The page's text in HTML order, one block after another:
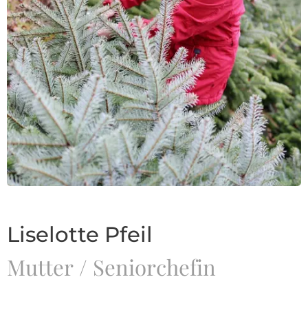
Liselotte Pfeil
Mutter / Seniorchefin